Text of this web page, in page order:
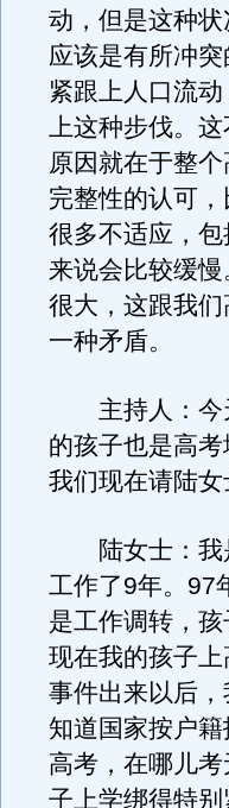
动，但是这种
应该是有所冲
紧跟上人口流
上这种步伐。
原因就在于整
完整性的认可
很多不适应，
来说会比较缓
很大，这跟我
一种矛盾。
主持人：今
的孩子也是高
我们现在请陆女
陆女士：我
工作了9年。97
是工作调转，
现在我的孩子
事件出来以后
知道国家按户
高考，在哪儿
子上学绑得特